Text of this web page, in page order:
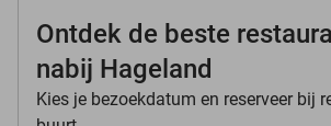
Ontdek de beste
nabij Hageland
Kies je bezoekdatum en reserveer bij